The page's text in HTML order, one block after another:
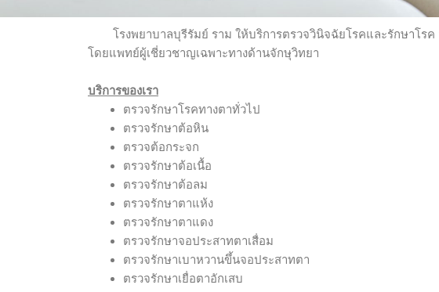
โรงพยาบาลบุรีรัมย์ ราม ให้บริการตรวจวินิจฉัยโรคและรักษาโรค
โดยแพทย์ผู้เชี่ยวชาญเฉพาะทางด้านจักษุวิทยา
บริการของเรา
ตรวจรักษาโรคทางตาทั่วไป
ตรวจรักษาต้อหิน
ตรวจต้อกระจก
ตรวจรักษาต้อเนื้อ
ตรวจรักษาต้อลม
ตรวจรักษาตาแห้ง
ตรวจรักษาตาแดง
ตรวจรักษาจอประสาทตาเสื่อม
ตรวจรักษาเบาหวานขึ้นจอประสาทตา
ตรวจรักษาเยื่อตาอักเสบ